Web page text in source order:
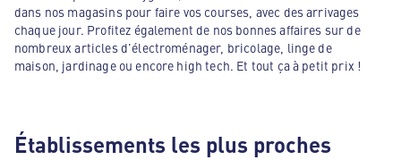
dans nos magasins pour faire vos courses, avec des arrivages
chaque jour. Profitez également de nos bonnes affaires sur de
nombreux articles d'électroménager, bricolage, linge de
maison, jardinage ou encore high tech. Et tout ça à petit prix !
Établissements les plus proches